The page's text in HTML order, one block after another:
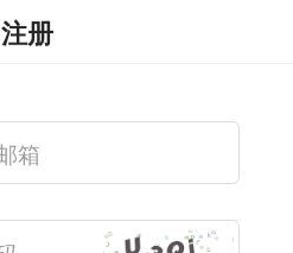
注册